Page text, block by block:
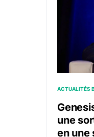
ACTUALITÉS
une
en une